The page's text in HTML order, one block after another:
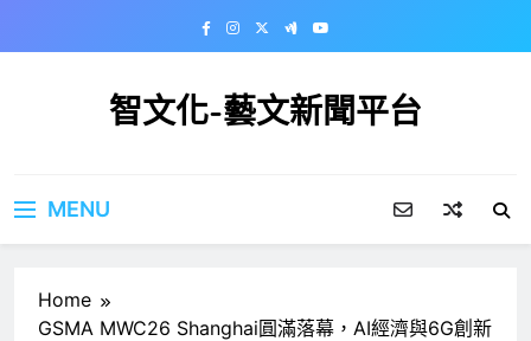
智文化-藝文新聞平台
MENU
Home
GSMA MWC26 Shanghai圓滿落幕，AI經濟與6G創新